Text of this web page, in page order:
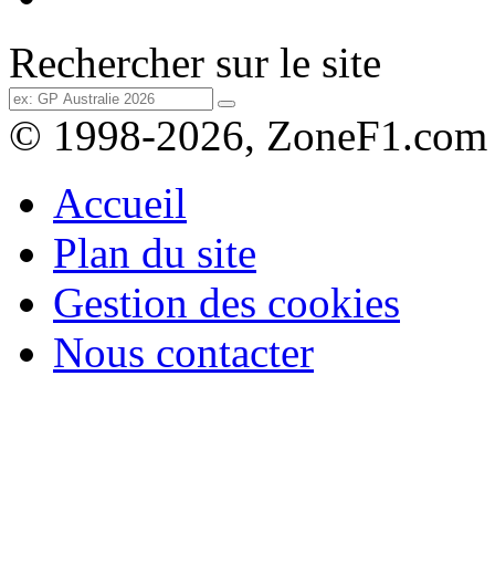
Rechercher sur le site
© 1998-2026, ZoneF1.com
Accueil
Plan du site
Gestion des cookies
Nous contacter